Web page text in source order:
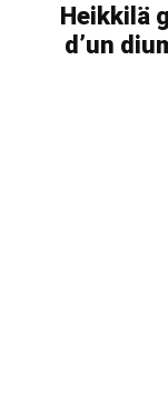
Heikkilä
d’un